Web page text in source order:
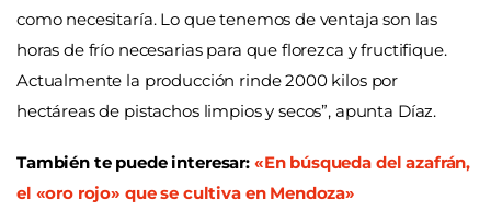
como necesitaría. Lo que tenemos de ventaja son las
horas de frío necesarias para que florezca y fructifique.
Actualmente la producción rinde 2000 kilos por
hectáreas de pistachos limpios y secos”, apunta Díaz.
También te puede interesar: «En búsqueda del azafrán,
el «oro rojo» que se cultiva en Mendoza»